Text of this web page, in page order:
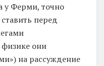
у Ферми, точно
перед
они
на рассуждение